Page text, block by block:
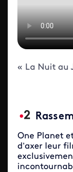
« La Nuit au
One Planet
d’axer leur